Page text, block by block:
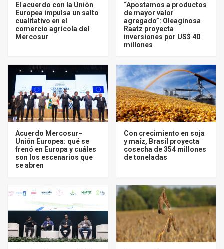
El acuerdo con la Unión
Europea impulsa un salto
cualitativo en el
comercio agrícola del
Mercosur
“Apostamos a productos
de mayor valor
agregado”: Oleaginosa
Raatz proyecta
inversiones por US$ 40
millones
Acuerdo Mercosur–
Unión Europea: qué se
frenó en Europa y cuáles
son los escenarios que
se abren
Con crecimiento en soja
y maíz, Brasil proyecta
cosecha de 354 millones
de toneladas